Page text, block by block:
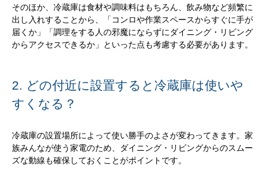
そのほか、冷蔵庫は食材や調味料はもちろん、飲み物など頻繁に
出し入れすることから、「コンロや作業スペースからすぐに手が
届くか」「調理をする人の邪魔にならずにダイニング・リビング
からアクセスできるか」といった点も考慮する必要があります。
2. どの付近に設置すると冷蔵庫は使いや
すくなる？
冷蔵庫の設置場所によって使い勝手のよさが変わってきます。家
族みんなが使う家電のため、ダイニング・リビングからのスムー
ズな動線も確保しておくことがポイントです。